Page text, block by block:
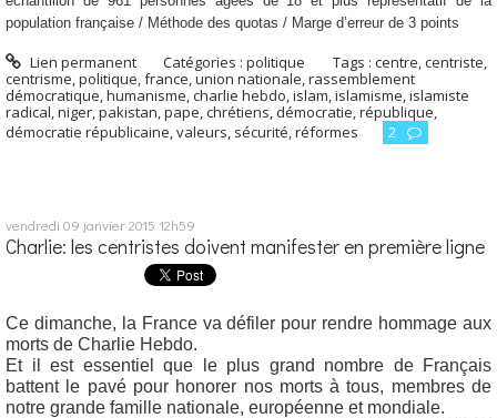
population française / Méthode des quotas / Marge d’erreur de 3 points
Lien permanent Catégories :politique Tags :centre,centriste,
centrisme,politique,france,union nationale,rassemblement
démocratique,humanisme,charlie hebdo,islam,islamisme,islamiste
radical,niger,pakistan,pape,chrétiens, démocratie,république,
démocratie républicaine,valeurs, sécurité,réformes 2
vendredi 09 janvier 2015 12h59
Charlie: les centristes doivent manifester en première ligne
Ce dimanche, la France va défiler pour rendre hommage aux
morts de Charlie Hebdo.
Et il est essentiel que le plus grand nombre de Français
battent le pavé pour honorer nos morts à tous, membres de
notre grande famille nationale, européenne et mondiale.